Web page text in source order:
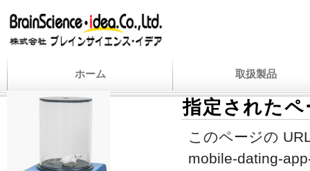
ホーム 取扱製品
指定された
このページの
mobile-dating-